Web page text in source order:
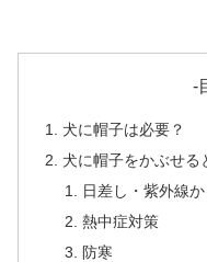
-
犬に帽子は必要？
犬に帽子をかぶせる
日差し・紫外線
熱中症対策
防寒